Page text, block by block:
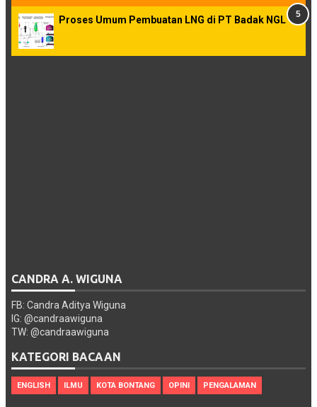
Proses Umum Pembuatan LNG di PT Badak NGL
CANDRA A. WIGUNA
FB: Candra Aditya Wiguna
IG: @candraawiguna
TW: @candraawiguna
KATEGORI BACAAN
ENGLISH ILMU KOTA BONTANG OPINI PENGALAMAN